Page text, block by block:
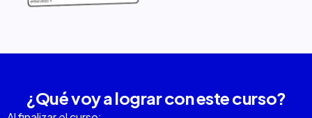
¿Qué voy a lograr con este curso?